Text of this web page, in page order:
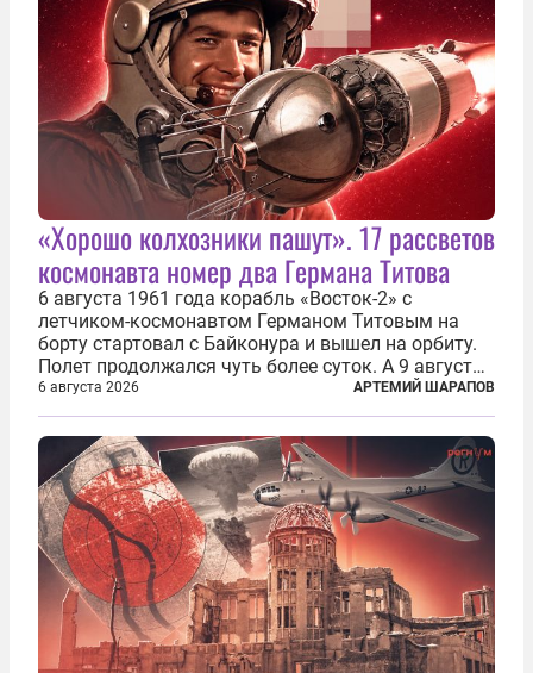
«Хорошо колхозники пашут». 17 рассветов
космонавта номер два Германа Титова
6 августа 1961 года корабль «Восток-2» с
летчиком-космонавтом Германом Титовым на
борту стартовал с Байконура и вышел на орбиту.
Полет продолжался чуть более суток. А 9 августа
второй человек в космосе получил звезду Героя
Советского Союза и орден Ленина. Миссия Титова
зачастую находится несколько...
6 августа 2026 АРТЕМИЙ ШАРАПОВ